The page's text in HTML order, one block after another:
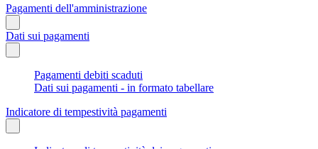
Pagamenti dell'amministrazione
Dati sui pagamenti
Pagamenti debiti scaduti
Dati sui pagamenti - in formato tabellare
Indicatore di tempestività pagamenti